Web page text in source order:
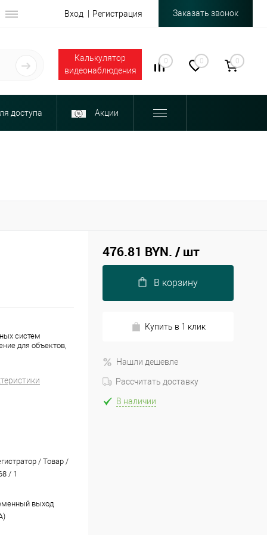
Вход Регистрация Заказать звонок
Калькулятор
видеонаблюдения
0 0 0
доступа Акции
систем
для объектов,
/ Товар /
/ 1
выход
476.81 BYN. / шт
В корзину
Купить в 1 клик
Нашли дешевле
Рассчитать доставку
В наличии